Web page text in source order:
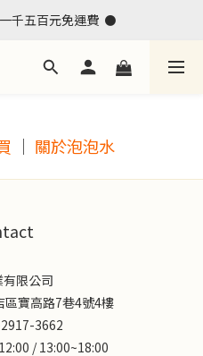
千五百元免運費  ⚫
｜ 關於泡泡水
限公司
區寶高路7巷4號4樓
3662
/ 13:00~18:00